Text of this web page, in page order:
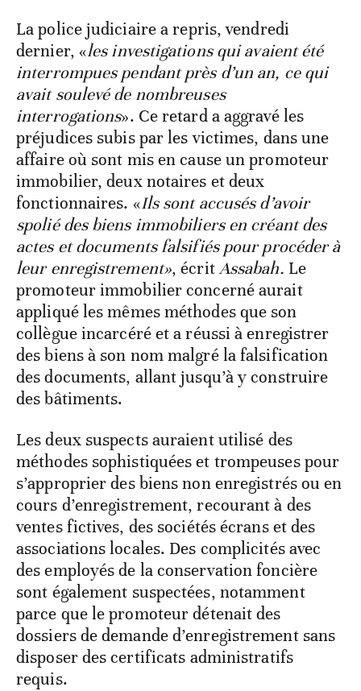
La police judiciaire a repris, vendredi
dernier, «les investigations qui avaient été
interrompues pendant près d’un an, ce qui
avait soulevé de nombreuses
interrogations». Ce retard a aggravé les
préjudices subis par les victimes, dans une
affaire où sont mis en cause un promoteur
immobilier, deux notaires et deux
fonctionnaires. «Ils sont accusés d’avoir
spolié des biens immobiliers en créant des
actes et documents falsifiés pour procéder à
leur enregistrement», écritAssabah. Le
promoteur immobilier concerné aurait
appliqué les mêmes méthodes que son
collègue incarcéré et a réussi à enregistrer
des biens à son nom malgré la falsification
des documents, allant jusqu’à y construire
des bâtiments.
Les deux suspects auraient utilisé des
méthodes sophistiquées et trompeuses pour
s’approprier des biens non enregistrés ou en
cours d’enregistrement, recourant à des
ventes fictives, des sociétés écrans et des
associations locales. Des complicités avec
des employés de la conservation foncière
sont également suspectées, notamment
parce que le promoteur détenait des
dossiers de demande d’enregistrement sans
disposer des certificats administratifs
requis.